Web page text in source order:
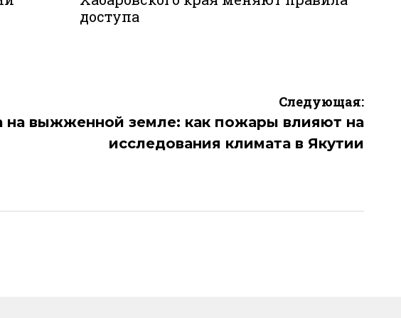
доступа
Следующая:
на выжженной земле: как пожары влияют на
исследования климата в Якутии